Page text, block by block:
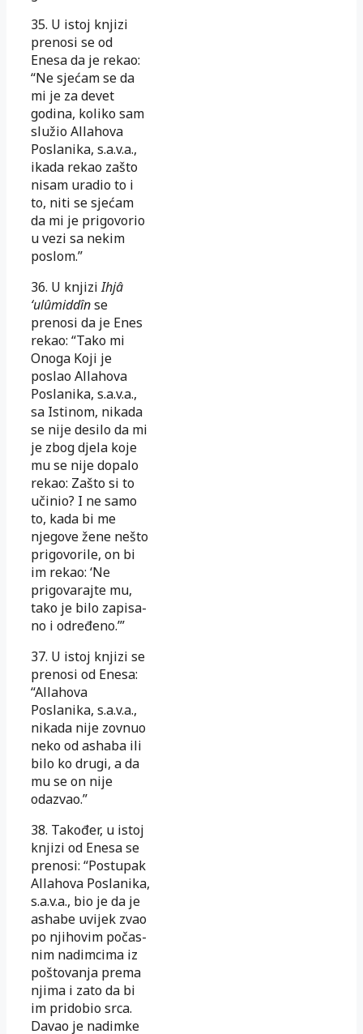
35. U istoj knjizi
prenosi se od
Enesa da je rekao:
“Ne sjećam se da
mi je za devet
godina, koliko sam
služio Allahova
Poslanika, s.a.v.a.,
ika­da rekao zašto
nisam uradio to i
to, niti se sjećam
da mi je pri­go­vorio
u vezi sa nekim
poslom.”
36. U knjiziIhjâ
‘ulûmiddînse
prenosi da je Enes
rekao: “Tako mi
Ono­ga Koji je
poslao Allahova
Poslanika, s.a.v.a.,
sa Istinom, ni­ka­­da
se nije desilo da mi
je zbog djela koje
mu se nije dopalo
re­kao: Zaštosi to
učinio? I ne samo
to, kada bi me
njegove žene nešto
pri­go­vo­ri­le, on bi
im rekao: ‘Ne
prigovarajte mu,
tako je bilo za­pi­sa­
no i od­re­đe­no.’”
37. U istoj knjizi se
prenosi od Enesa:
“Allahova
Poslanika, s.a.v.a.,
ni­kada nije zovnuo
neko od ashaba ili
bilo ko drugi, a da
mu se on nije
odazvao.”
38. Također, u istoj
knjizi od Enesa se
prenosi: “Postupak
Allahova Po­sla­­­nika,
s.a.v.a., bio jeda je
ashabe uvijek zvao
po njihovim po­čas­
nim na­dim­ci­ma iz
poštovanja prema
njima i zato da bi
im pridobio srca.
Da­vao je na­dimke